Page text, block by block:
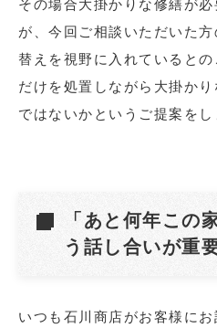
その場合大掛かりな修繕が
が、今回ご相談いただいた
替えを視野に入れていると
だけを処置しながら大掛か
ではないかというご提案をし
「あと何年この
う話し合いが重
いつも石川商店がお客様に